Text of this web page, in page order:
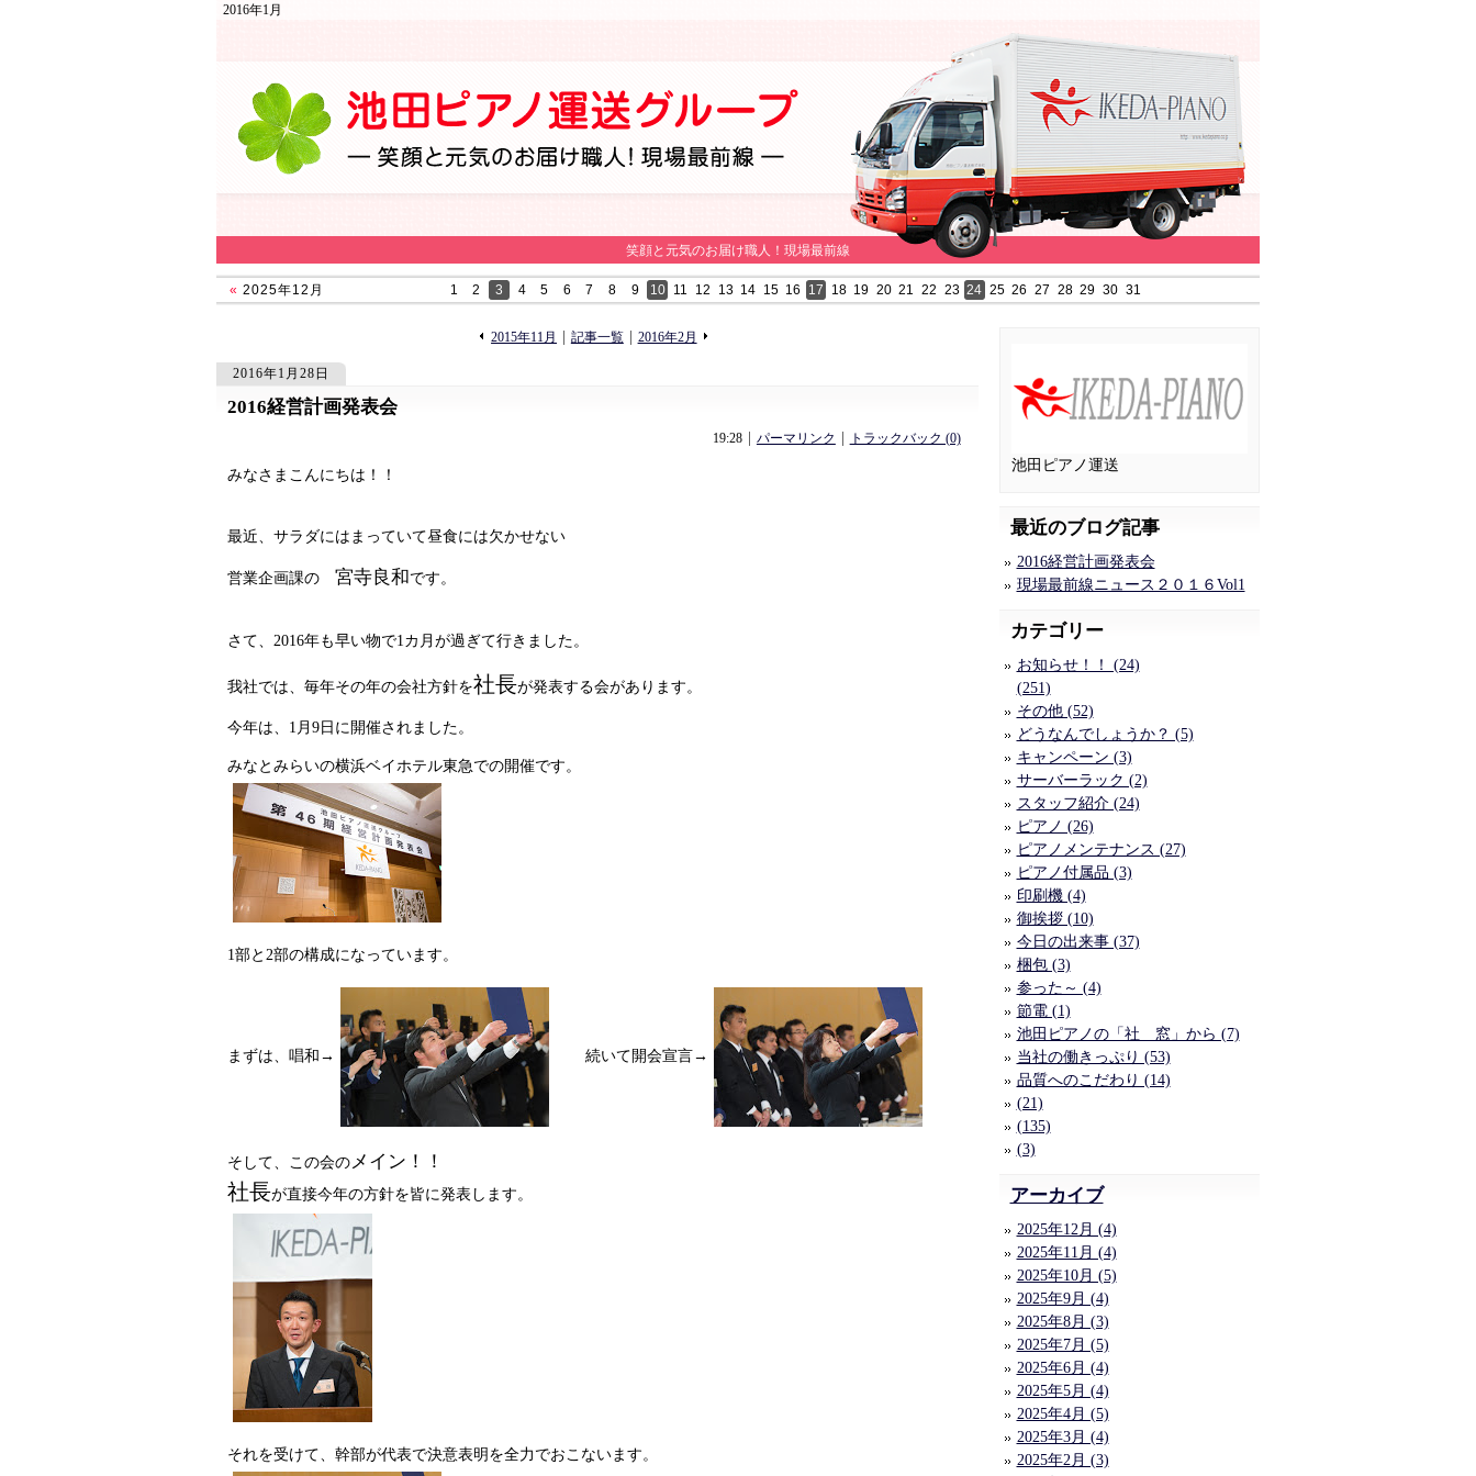
2016年1月
笑顔と元気のお届け職人！現場最前線
«2025年12月 1 2 3 4 5 6 7 8 9 10 11 12 13 14 15 16 17 18 19 20 21 22 23 24 25 26 27 28 29 30 31
«
2015年11月 記事一覧 2016年2月
2016年1月28日
2016経営計画発表会
19:28
847
パーマリンク
847
トラックバック (0)
みなさまこんにちは！！
最近、サラダにはまっていて昼食には欠かせない
営業企画課の 宮寺良和です。
さて、2016年も早い物で1カ月が過ぎて行きました。
我社では、毎年その年の会社方針を社長が発表する会があります。
今年は、1月9日に開催されました。
みなとみらいの横浜ベイホテル東急での開催です。
1部と2部の構成になっています。
まずは、唱和→ 続いて開会宣言→
そして、この会のメイン！！
社長が直接今年の方針を皆に発表します。
それを受けて、幹部が代表で決意表明を全力でおこないます。
池田ピアノ運送
最近のブログ記事
2016経営計画発表会
現場最前線ニュース２０１６Vol1
カテゴリー
お知らせ！！ (24)
(251)
その他 (52)
どうなんでしょうか？ (5)
キャンペーン (3)
サーバーラック (2)
スタッフ紹介 (24)
ピアノ (26)
ピアノメンテナンス (27)
ピアノ付属品 (3)
印刷機 (4)
御挨拶 (10)
今日の出来事 (37)
梱包 (3)
参った～ (4)
節電 (1)
池田ピアノの「社 窓」から (7)
当社の働きっぷり (53)
品質へのこだわり (14)
(21)
(135)
(3)
アーカイブ
2025年12月 (4)
2025年11月 (4)
2025年10月 (5)
2025年9月 (4)
2025年8月 (3)
2025年7月 (5)
2025年6月 (4)
2025年5月 (4)
2025年4月 (5)
2025年3月 (4)
2025年2月 (3)